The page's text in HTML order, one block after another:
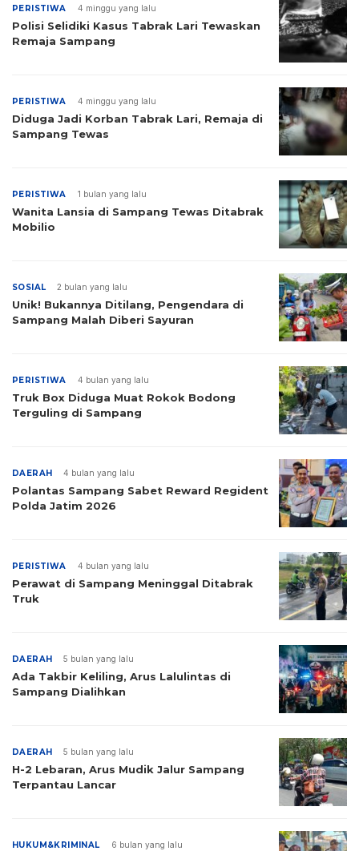
PERISTIWA 4 minggu yang lalu
Polisi Selidiki Kasus Tabrak Lari Tewaskan
Remaja Sampang
PERISTIWA 4 minggu yang lalu
Diduga Jadi Korban Tabrak Lari, Remaja di
Sampang Tewas
PERISTIWA 1 bulan yang lalu
Wanita Lansia di Sampang Tewas Ditabrak
Mobilio
SOSIAL 2 bulan yang lalu
Unik! Bukannya Ditilang, Pengendara di
Sampang Malah Diberi Sayuran
PERISTIWA 4 bulan yang lalu
Truk Box Diduga Muat Rokok Bodong
Terguling di Sampang
DAERAH 4 bulan yang lalu
Polantas Sampang Sabet Reward Regident
Polda Jatim 2026
PERISTIWA 4 bulan yang lalu
Perawat di Sampang Meninggal Ditabrak
Truk
DAERAH 5 bulan yang lalu
Ada Takbir Keliling, Arus Lalulintas di
Sampang Dialihkan
DAERAH 5 bulan yang lalu
H-2 Lebaran, Arus Mudik Jalur Sampang
Terpantau Lancar
HUKUM&KRIMINAL 6 bulan yang lalu